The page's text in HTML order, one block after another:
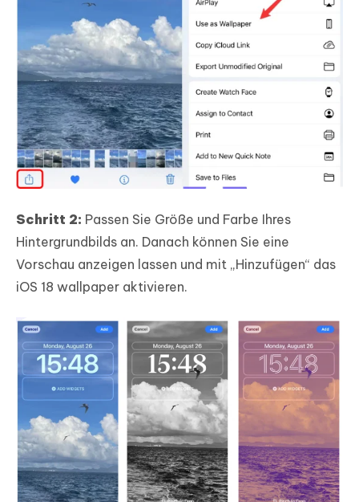
Schritt 2: Passen Sie Größe und Farbe Ihres
Hintergrundbilds an. Danach können Sie eine
Vorschau anzeigen lassen und mit „Hinzufügen“ das
iOS 18 wallpaper aktivieren.